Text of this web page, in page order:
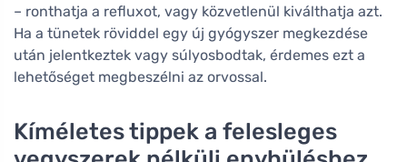
– ronthatja a refluxot, vagy közvetlenül kiválthatja azt.
Ha a tünetek röviddel egy új gyógyszer megkezdése
után jelentkeztek vagy súlyosbodtak, érdemes ezt a
lehetőséget megbeszélni az orvossal.
Kíméletes tippek a felesleges